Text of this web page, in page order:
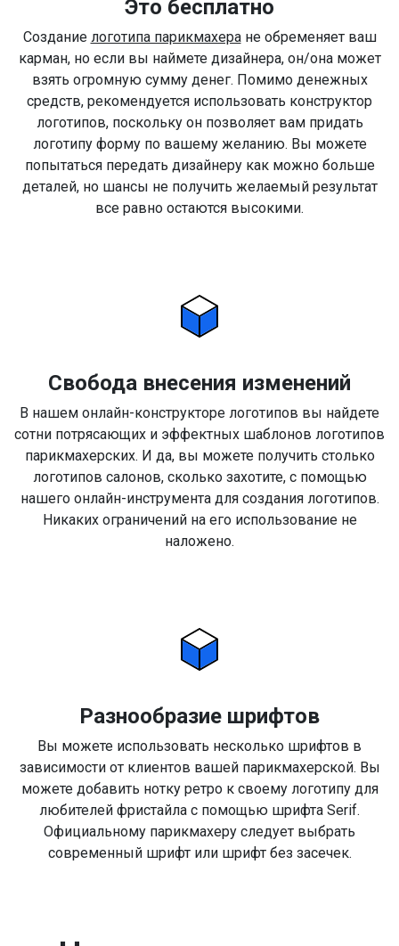
Это бесплатно
Создание логотипа парикмахеране обременяет ваш
карман, но если вы наймете дизайнера, он/она может
взять огромную сумму денег. Помимо денежных
средств, рекомендуется использовать конструктор
логотипов, поскольку он позволяет вам придать
логотипу форму по вашему желанию. Вы можете
попытаться передать дизайнеру как можно больше
деталей, но шансы не получить желаемый результат
все равно остаются высокими.
Свобода внесения изменений
В нашем онлайн-конструкторе логотипов вы найдете
сотни потрясающих и эффектных шаблонов логотипов
парикмахерских. И да, вы можете получить столько
логотипов салонов, сколько захотите, с помощью
нашего онлайн-инструмента для создания логотипов.
Никаких ограничений на его использование не
наложено.
Разнообразие шрифтов
Вы можете использовать несколько шрифтов в
зависимости от клиентов вашей парикмахерской. Вы
можете добавить нотку ретро к своему логотипу для
любителей фристайла с помощью шрифта Serif.
Официальному парикмахеру следует выбрать
современный шрифт или шрифт без засечек.